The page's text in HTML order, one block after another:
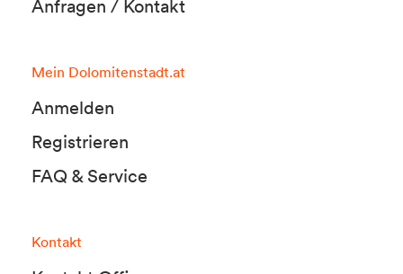
Anfragen / Kontakt
Mein Dolomitenstadt.at
Anmelden
Registrieren
FAQ & Service
Kontakt